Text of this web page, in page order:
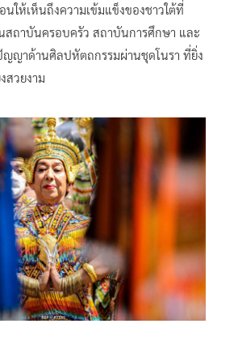
ให้เห็นถึงความเข้มแข็งของชาวใต้ที่
ถาบันครอบครัว สถาบันการศึกษา และ
ญาด้านศิลปหัตถกรรมผ่านชุดโนรา ที่ยิ่ง
สวยงาม